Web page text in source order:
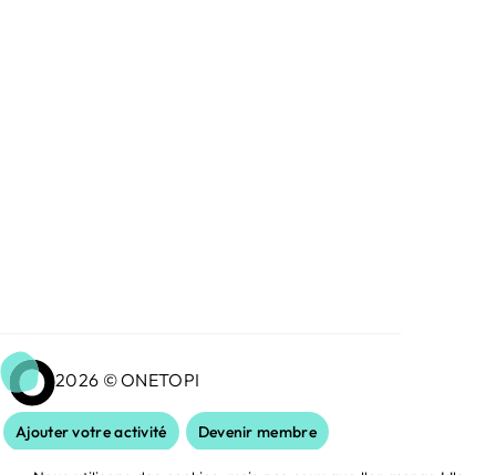
2026 © ONETOPI
Ajouter votre activité Devenir membre